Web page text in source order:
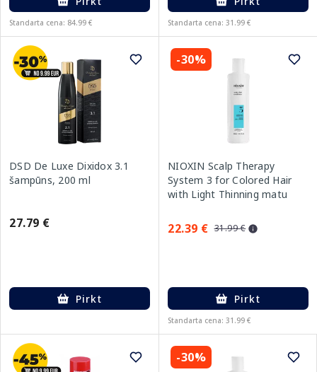
Standarta cena: 84.99 € Standarta cena: 31.99 €
DSD De Luxe Dixidox 3.1
šampūns, 200 ml
27.79 €
Pirkt
-30%
NIOXIN Scalp Therapy
System 3 for Colored Hair
with Light Thinning matu
22.39 € 31.99 €
Pirkt
Standarta cena: 31.99 €
-30%